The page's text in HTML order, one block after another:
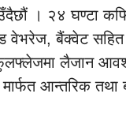
। २४ घण्टा
बैंक्वेट सहित
लैजान
आन्तरिक तथा